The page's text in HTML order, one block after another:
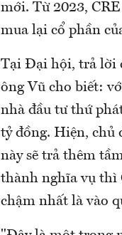
mới. Từ 2023,
mua lại cổ phần
Tại Đại hội, trả lời
ông Vũ cho biết:
nhà đầu tư thứ
tỷ đồng. Hiện, chủ
này sẽ trả thêm
thành nghĩa vụ thì
chậm nhất là vào